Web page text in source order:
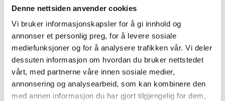
Denne nettsiden anvender cookies
Vi bruker informasjonskapsler for å gi innhold og
annonser et personlig preg, for å levere sosiale
mediefunksjoner og for å analysere trafikken vår. Vi deler
dessuten informasjon om hvordan du bruker nettstedet
vårt, med partnerne våre innen sosiale medier,
annonsering og analysearbeid, som kan kombinere den
med annen informasjon du har gjort tilgjengelig for dem,
Sommer kommer,
sommer går